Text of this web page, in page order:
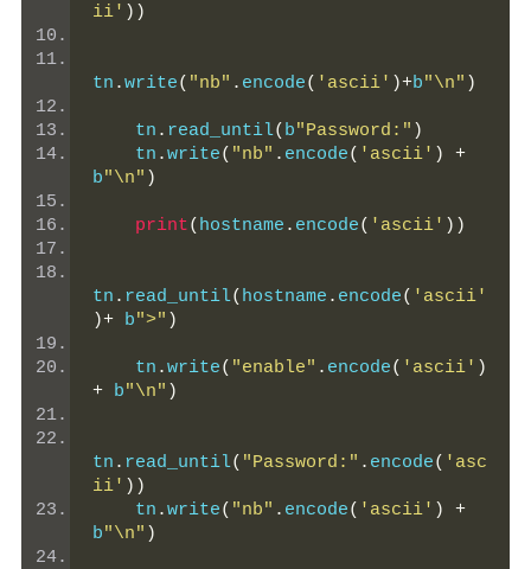
ii' ))
tn .write( "nb" . encode( 'ascii' )+b"\n" )
    tn
. read_until( b"Password:" )
    tn
.write( "nb" . encode( 'ascii' )
+
b"\n" )
print( hostname . encode( 'ascii' ))
tn . read_until( hostname . encode( 'ascii'
)+ b">" )
    tn
.write( "enable" . encode( 'ascii' )
+ b"\n" )
tn . read_until( "Password:" . encode( 'asc
ii' ))
    tn
.write( "nb" . encode( 'ascii' )
+
b"\n" )